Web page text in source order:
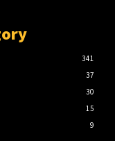
341
37
30
15
9